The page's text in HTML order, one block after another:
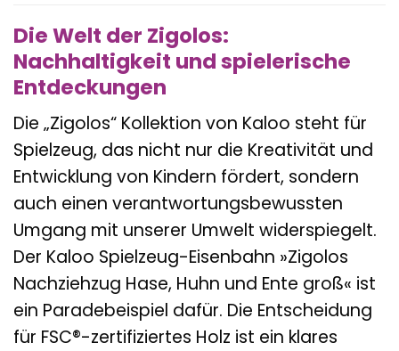
Die Welt der Zigolos:
Nachhaltigkeit und spielerische
Entdeckungen
Die „Zigolos“ Kollektion von Kaloo steht für
Spielzeug, das nicht nur die Kreativität und
Entwicklung von Kindern fördert, sondern
auch einen verantwortungsbewussten
Umgang mit unserer Umwelt widerspiegelt.
Der Kaloo Spielzeug-Eisenbahn »Zigolos
Nachziehzug Hase, Huhn und Ente groß« ist
ein Paradebeispiel dafür. Die Entscheidung
für FSC®-zertifiziertes Holz ist ein klares